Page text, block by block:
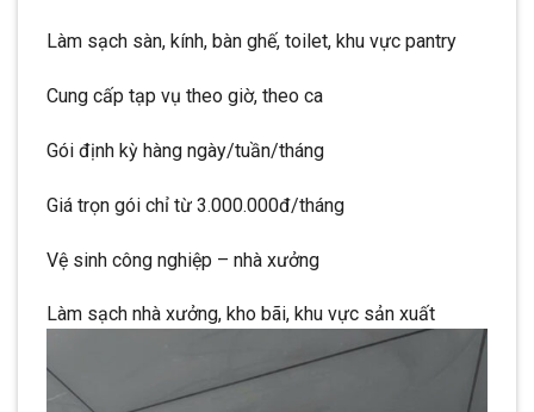
Làm sạch sàn, kính, bàn ghế, toilet, khu vực pantry
Cung cấp tạp vụ theo giờ, theo ca
Gói định kỳ hàng ngày/tuần/tháng
Giá trọn gói chỉ từ 3.000.000đ/tháng
Vệ sinh công nghiệp – nhà xưởng
Làm sạch nhà xưởng, kho bãi, khu vực sản xuất